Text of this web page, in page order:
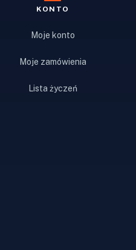
KONTO
Moje konto
Moje zamówienia
Lista życzeń